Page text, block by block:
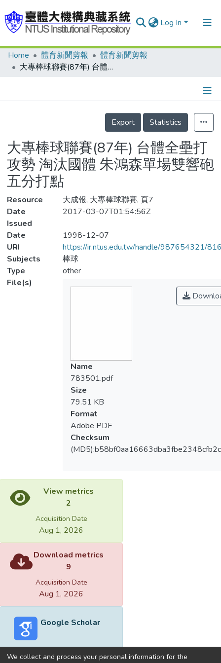
Log In
Communities & Collections
Statistics
Home 體育新聞剪報
體育新聞剪報
大專棒球聯賽(87年) 台體全壘打攻勢 淘汰國體 朱鴻森單場雙響砲 五分打點
Details
Export
Statistics
大專棒球聯賽(87年) 台體全壘打
攻勢 淘汰國體 朱鴻森單場雙響砲
五分打點
Resource
大成報, 大專棒球聯賽, 頁7
Date
Issued
2017-03-07T01:54:56Z
Date
1998-12-07
URI
https://ir.ntus.edu.tw/handle/987654321/
Subjects
棒球
Type
other
File(s)
Name
783501.pdf
Size
79.51 KB
Format
Adobe PDF
Checksum
View metrics
2
Acquisition Date
Aug 1, 2026
Download metrics
9
Acquisition Date
Aug 1, 2026
Google Scholar
We collect and process your personal information for the